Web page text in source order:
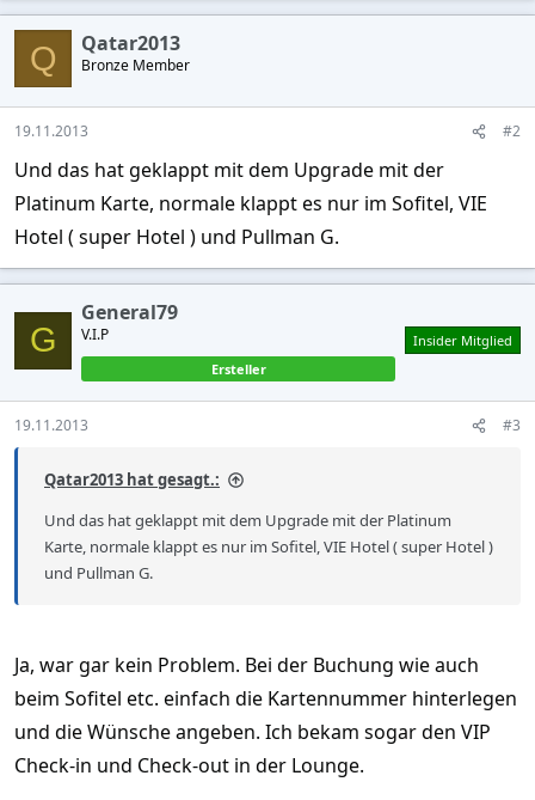
Q Qatar2013
Bronze Member
19.11.2013 #2
Und das hat geklappt mit dem Upgrade mit der
Platinum Karte, normale klappt es nur im Sofitel, VIE
Hotel ( super Hotel ) und Pullman G.
G
General79
V.I.P
Ersteller
Insider Mitglied
19.11.2013 #3
Qatar2013 hat gesagt.:
Und das hat geklappt mit dem Upgrade mit der Platinum
Karte, normale klappt es nur im Sofitel, VIE Hotel ( super Hotel )
und Pullman G.
Ja, war gar kein Problem. Bei der Buchung wie auch
beim Sofitel etc. einfach die Kartennummer hinterlegen
und die Wünsche angeben. Ich bekam sogar den VIP
Check-in und Check-out in der Lounge.